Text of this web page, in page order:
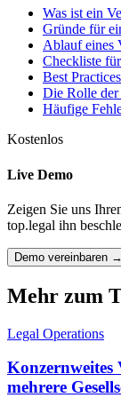
Was ist ein
Gründe für
Ablauf eines
Checkliste
Best
Die Rolle der
Häufige
Kostenlos
Live Demo
Zeigen Sie uns
top.legal ihn
Demo vereinbaren →
Mehr zum
Legal Operations
Konzernweites
mehrere